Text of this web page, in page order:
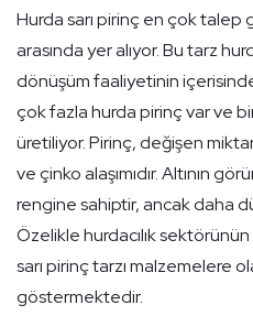
Hurda sarı pirinç en çok talep
arasında yer alıyor. Bu tarz
dönüşüm faaliyetinin
çok fazla hurda pirinç var ve
üretiliyor. Pirinç, değişen
ve çinko alaşımıdır. Altının
rengine sahiptir, ancak daha
Özelikle hurdacılık
sarı pirinç tarzı malzemelere
göstermektedir.